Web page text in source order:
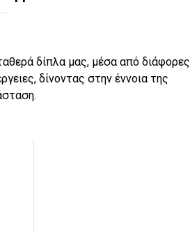
δίπλα μας, μέσα από διάφορες
δίνοντας στην έννοια της